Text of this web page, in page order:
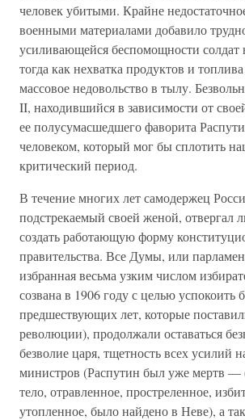
человек убитыми. Крайне
военными материалами добавило
усиливающейся беспомощности солдат
тогда как нехватка продуктов и
массовое недовольство в тылу.
II, находившийся в зависимости от
ее полусумасшедшего фаворита
человеком, который мог бы сплотить
критический период.
В течение многих лет самодержец
подстрекаемый своей женой, отвергал
создать работающую форму
правительства. Все Думы, или
избранная весьма узким числом
созвана в 1906 году с целью успокоить
предшествующих лет, которые
революции), продолжали оставаться
безволие царя, тщетность всех усилий
министров (Распутин был уже мертв —
тело, отравленное, простреленное,
утопленное, было найдено в Неве), а